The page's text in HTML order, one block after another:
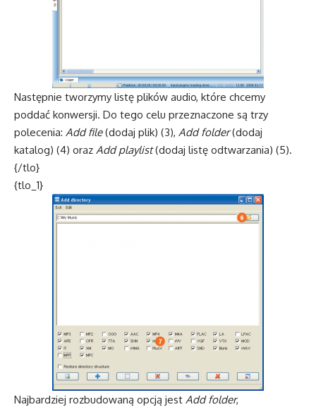
Następnie tworzymy listę plików audio, które chcemy
poddać konwersji. Do tego celu przeznaczone są trzy
polecenia: Add file(dodaj plik) (3), Add folder(dodaj
katalog) (4) oraz Add playlist(dodaj listę odtwarzania) (5).
{/tlo}
{tlo_1}
Najbardziej rozbudowaną opcją jest Add folder,